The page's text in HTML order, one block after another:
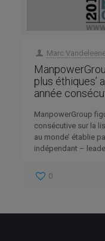
Marc
plus éthiques’
année
ManpowerGroup
consécutive sur la
au monde’ établie
indépendant –
0